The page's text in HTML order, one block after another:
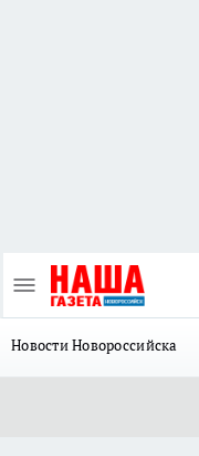
Новости Новороссийска